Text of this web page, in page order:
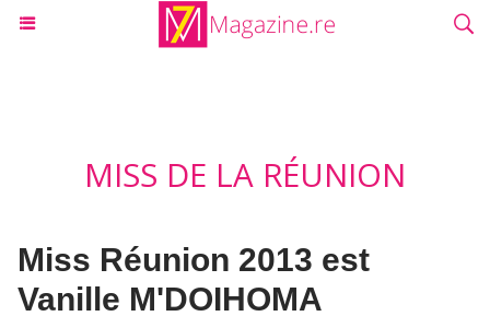
MISS DE LA RÉUNION
Miss Réunion 2013 est
Vanille M'DOIHOMA